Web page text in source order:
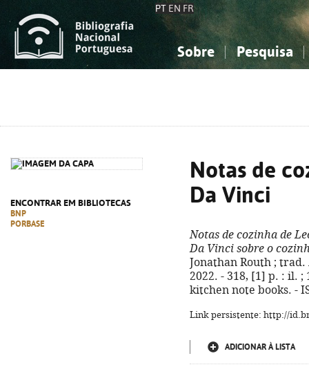
PT EN FR
Sobre Pesquisa
ENCONTRAR EM BIBLIOTECAS
BNP
PORBASE
Notas de
Da Vinci
Notas de cozinha de
Da Vinci sobre o
Jonathan Routh ;
2022. - 318, [1] p. : il.
kitchen note books. -
Link persistente: http://
ADICIONAR À LISTA